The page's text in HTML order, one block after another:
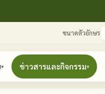
ขนาดตัวอักษร
▾ ข่าวสารและกิจกรรม▾